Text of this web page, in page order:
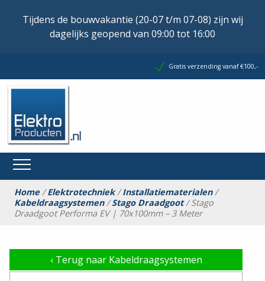
Tijdens de bouwvakantie (20-07 t/m 07-08) zijn wij
dagelijks geopend van 09:00 tot 16:00
Gratis verzending vanaf €100,-
Home/Elektrotechniek/Installatiematerialen/
Kabeldraagsystemen/Stago Draadgoot/ Stago
Draadgoot Performa EV | 70x100mm – 3 Meter
‹Terug naar Kabeldraagsystemen